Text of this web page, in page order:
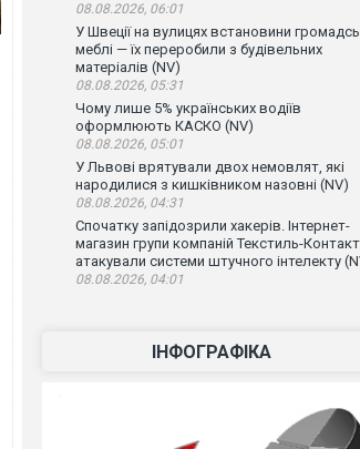
08.08.2026, 06:01
У Швеції на вулицях встановини
меблі — їх переробили з будівельних
матеріалів (NV)
08.08.2026, 05:31
Чому лише 5% українських водіїв
оформлюють КАСКО (NV)
08.08.2026, 05:01
У Львові врятували двох немовлят, які
народилися з кишківником назовні (NV)
08.08.2026, 04:31
Спочатку запідозрили хакерів. Інтернет-
магазин групи компаній Текстиль-Контакт
атакували системи штучного інтелекту
08.08.2026, 04:01
ІНФОГРАФІКА